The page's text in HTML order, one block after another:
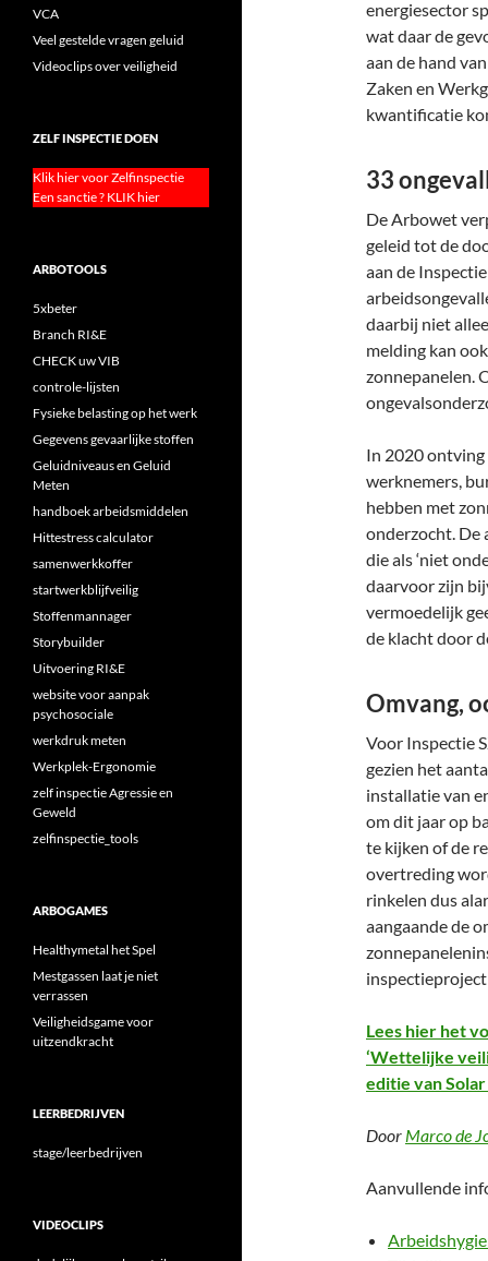
energiesector
wat daar de
aan de hand
Zaken en
kwantificatie
33
De Arbowet
geleid tot de
aan de
daarbij niet
melding kan
zonnepanelen.
In 2020 ontving
werknemers,
hebben met
onderzocht. De
die als ‘niet
daarvoor zijn
vermoedelijk
de klacht door
Omvang,
Voor Inspectie
gezien het
installatie van
om dit jaar op
te kijken of de
overtreding
rinkelen dus
aangaande de
Lees hier het
‘Wettelijke
editie van
Door Marco de
Aanvullende
VCA
Veel gestelde vragen geluid
Videoclips over veiligheid
ZELF INSPECTIE DOEN
Klik hier voor Zelfinspectie
Een sanctie ? KLIK hier
ARBOTOOLS
5xbeter
Branch RI&E
CHECK uw VIB
controle-lijsten
Fysieke belasting op het werk
Gegevens gevaarlijke stoffen
Geluidniveaus en Geluid
Meten
handboek arbeidsmiddelen
Hittestress calculator
samenwerkkoffer
startwerkblijfveilig
Stoffenmannager
Storybuilder
Uitvoering RI&E
website voor aanpak
psychosociale
werkdruk meten
Werkplek-Ergonomie
zelf inspectie Agressie en
Geweld
zelfinspectie_tools
ARBOGAMES
Healthymetal het Spel
Mestgassen laat je niet
verrassen
Veiligheidsgame voor
uitzendkracht
LEERBEDRIJVEN
stage/leerbedrijven
VIDEOCLIPS